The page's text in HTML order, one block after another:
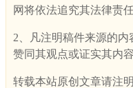
网将依法追究其法律责任
2、凡注明稿件来源的
赞同其观点或证实其内
转载本站原创文章请注